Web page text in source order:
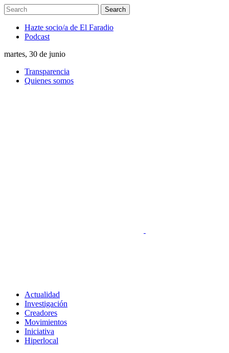
Hazte socio/a de El Faradio
Podcast
martes, 30 de junio
Transparencia
Quienes somos
Actualidad
Investigación
Creadores
Movimientos
Iniciativa
Hiperlocal